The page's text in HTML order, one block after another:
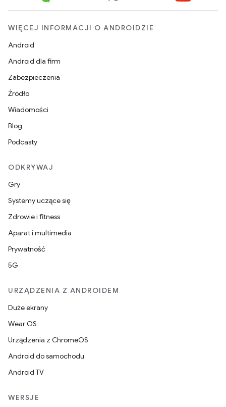
WIĘCEJ INFORMACJI O ANDROIDZIE
Android
Android dla firm
Zabezpieczenia
Źródło
Wiadomości
Blog
Podcasty
ODKRYWAJ
Gry
Systemy uczące się
Zdrowie i fitness
Aparat i multimedia
Prywatność
5G
URZĄDZENIA Z ANDROIDEM
Duże ekrany
Wear OS
Urządzenia z ChromeOS
Android do samochodu
Android TV
WERSJE